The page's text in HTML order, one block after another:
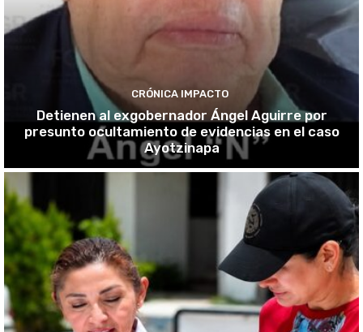
CRÓNICA IMPACTO
Detienen al exgobernador Ángel Aguirre por
presunto ocultamiento de evidencias en el caso
Ayotzinapa